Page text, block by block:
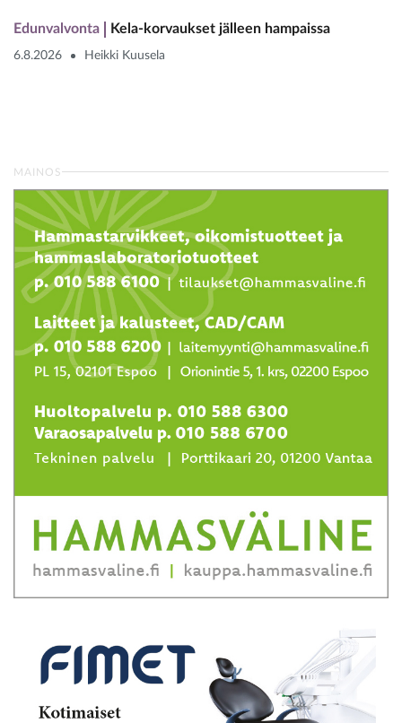
Edunvalvonta Kela-korvaukset jälleen hampaissa
6.8.2026 Heikki Kuusela
MAINOS